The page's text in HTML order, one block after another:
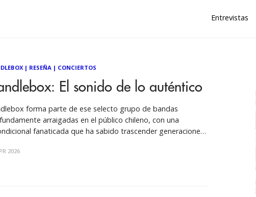
Entrevistas
| RESEÑA| CONCIERTOS
El sonido de lo auténtico
forma parte de ese selecto grupo de bandas
arraigadas en el público chileno, con una
fanaticada que ha sabido trascender generaciones
Goodbye Tour) se toman con optimismo la posibilidad de
2026